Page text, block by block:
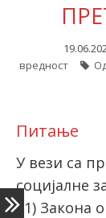
latinica
вредност
Питање
У вези са
социјалне
11) Закона